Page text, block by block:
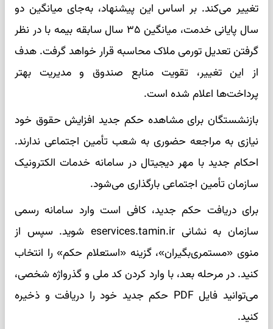
تغییر می‌کند. بر اساس این پیشنهاد، به‌جای میانگین دو
سال پایانی خدمت، میانگین ۳۵ سال سابقه بیمه با در نظر
گرفتن تعدیل تورمی ملاک محاسبه قرار خواهد گرفت. هدف
از این تغییر، تقویت منابع صندوق و مدیریت بهتر
پرداخت‌ها اعلام شده است.
بازنشستگان برای مشاهده حکم جدید افزایش حقوق خود
نیازی به مراجعه حضوری به شعب تأمین اجتماعی ندارند.
احکام جدید با مهر دیجیتال در سامانه خدمات الکترونیک
سازمان تأمین اجتماعی بارگذاری می‌شود.
برای دریافت حکم جدید، کافی است وارد سامانه رسمی
سازمان به نشانی eservices.tamin.ir شوید. سپس از
منوی «مستمری‌بگیران»، گزینه «استعلام حکم» را انتخاب
کنید. در مرحله بعد، با وارد کردن کد ملی و گذرواژه شخصی،
می‌توانید فایل PDF حکم جدید خود را دریافت و ذخیره
کنید.